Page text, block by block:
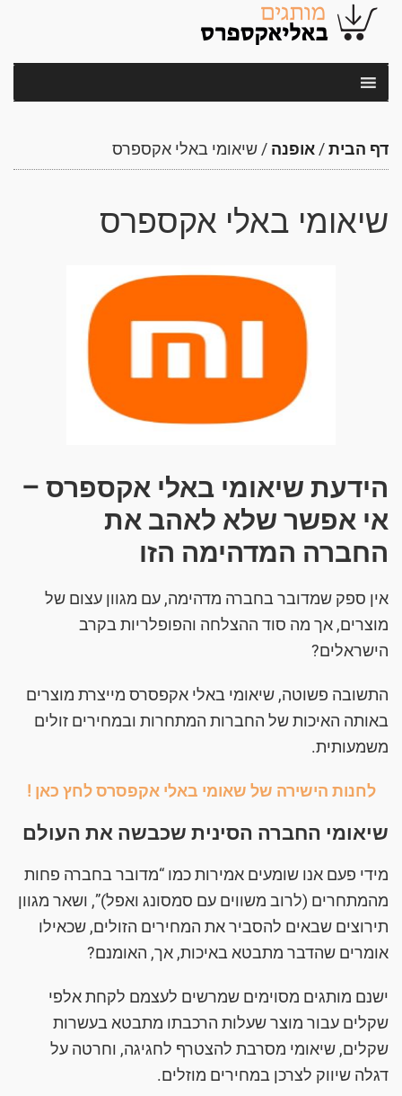
דף הבית/ אופנה / שיאומי באלי אקספרס
שיאומי באלי אקספרס
הידעת שיאומי באלי אקספרס –
אי אפשר שלא לאהב את
החברה המדהימה הזו
אין ספק שמדובר בחברה מדהימה, עם מגוון עצום של
מוצרים, אך מה סוד ההצלחה והפופלריות בקרב
הישראלים?
התשובה פשוטה, שיאומי באלי אקפסרס מייצרת מוצרים
באותה האיכות של החברות המתחרות ובמחירים זולים
משמעותית.
לחנות הישירה של שאומי באלי אקפסרס לחץ כאן !
שיאומי החברה הסינית שכבשה את העולם
מידי פעם אנו שומעים אמירות כמו “מדובר בחברה פחות
מהמתחרים (לרוב משווים עם סמסונג ואפל)”, ושאר מגוון
תירוצים שבאים להסביר את המחירים הזולים, שכאילו
אומרים שהדבר מתבטא באיכות, אך, האומנם?
ישנם מותגים מסוימים שמרשים לעצמם לקחת אלפי
שקלים עבור מוצר שעלות הרכבתו מתבטא בעשרות
שקלים, שיאומי מסרבת להצטרף לחגיגה, וחרטה על
דגלה שיווק לצרכן במחירים מוזלים.